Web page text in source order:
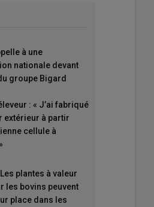
à une
nationale devant
groupe Bigard
: « J’ai fabriqué
extérieur à partir
cellule à
plantes à valeur
les bovins peuvent
place dans les